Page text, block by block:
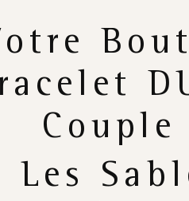
Couple
Les